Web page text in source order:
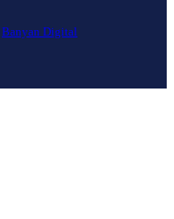
Banyan Digital